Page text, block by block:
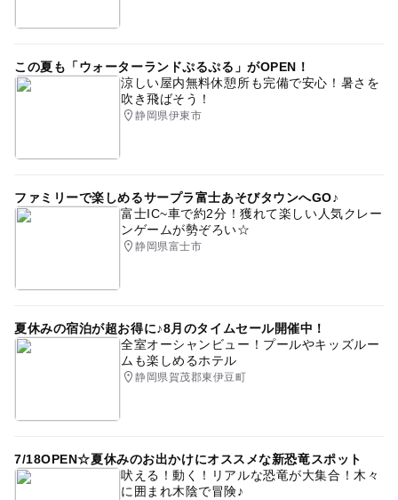
この夏も「ウォーターランドぷるぷる」がOPEN！
涼しい屋内無料休憩所も完備で安心！暑さを
吹き飛ばそう！
静岡県伊東市
ファミリーで楽しめるサープラ富士あそびタウンへGO♪
富士IC~車で約2分！獲れて楽しい人気クレー
ンゲームが勢ぞろい☆
静岡県富士市
夏休みの宿泊が超お得に♪8月のタイムセール開催中！
全室オーシャンビュー！プールやキッズルー
ムも楽しめるホテル
静岡県賀茂郡東伊豆町
7/18OPEN☆夏休みのお出かけにオススメな新恐竜スポット
吠える！動く！リアルな恐竜が大集合！木々
に囲まれ木陰で冒険♪